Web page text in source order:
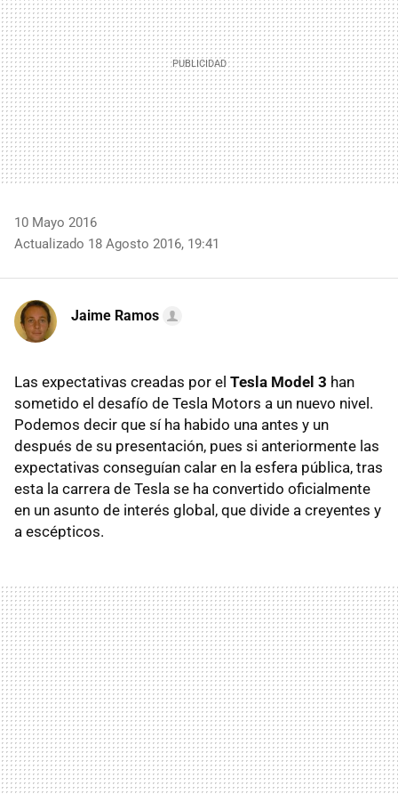
10 Mayo 2016
Actualizado 18 Agosto 2016, 19:41
Jaime Ramos
Las expectativas creadas por el Tesla Model 3 han
sometido el desafío de Tesla Motors a un nuevo nivel.
Podemos decir que sí ha habido una antes y un
después de su presentación, pues si anteriormente las
expectativas conseguían calar en la esfera pública, tras
esta la carrera de Tesla se ha convertido oficialmente
en un asunto de interés global, que divide a creyentes y
a escépticos.